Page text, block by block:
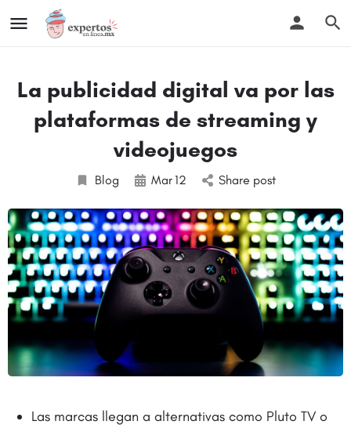
La publicidad digital va por las
plataformas de streaming y
videojuegos
Blog Mar12 Share post
Las marcas llegan a alternativas como Pluto TV o